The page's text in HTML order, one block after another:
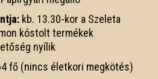
kb. 13.30-kor a Szeleta
kóstolt termékek
nyílik
fő (nincs életkori megkötés)